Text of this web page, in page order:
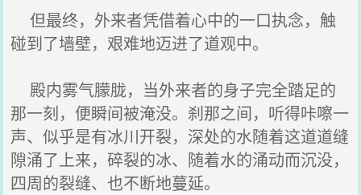
但最终，外来者凭借着心中的一口执念，触
碰到了墙壁，艰难地迈进了道观中。
殿内雾气朦胧，当外来者的身子完全踏足的
那一刻，便瞬间被淹没。刹那之间，听得咔嚓一
声、似乎是有冰川开裂，深处的水随着这道道缝
隙涌了上来，碎裂的冰、随着水的涌动而沉没，
四周的裂缝、也不断地蔓延。